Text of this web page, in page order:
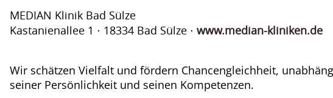
MEDIAN Klinik Bad Sülze
Kastanienallee 1 ⋅ 18334 Bad Sülze ⋅ www.median-kliniken.de
Wir schätzen Vielfalt und fördern Chancengleichheit,
seiner Persönlichkeit und seinen Kompetenzen.